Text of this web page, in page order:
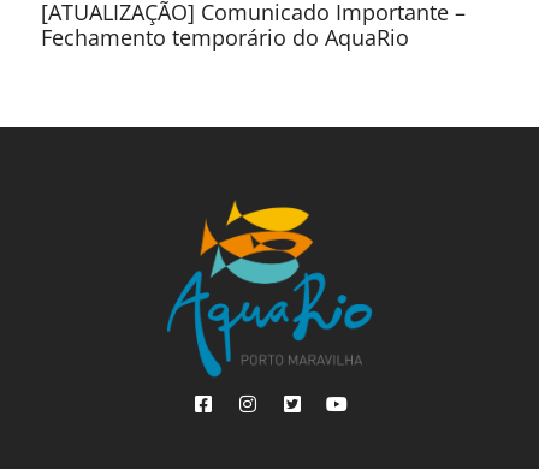
[ATUALIZAÇÃO] Comunicado Importante –
Fechamento temporário do AquaRio